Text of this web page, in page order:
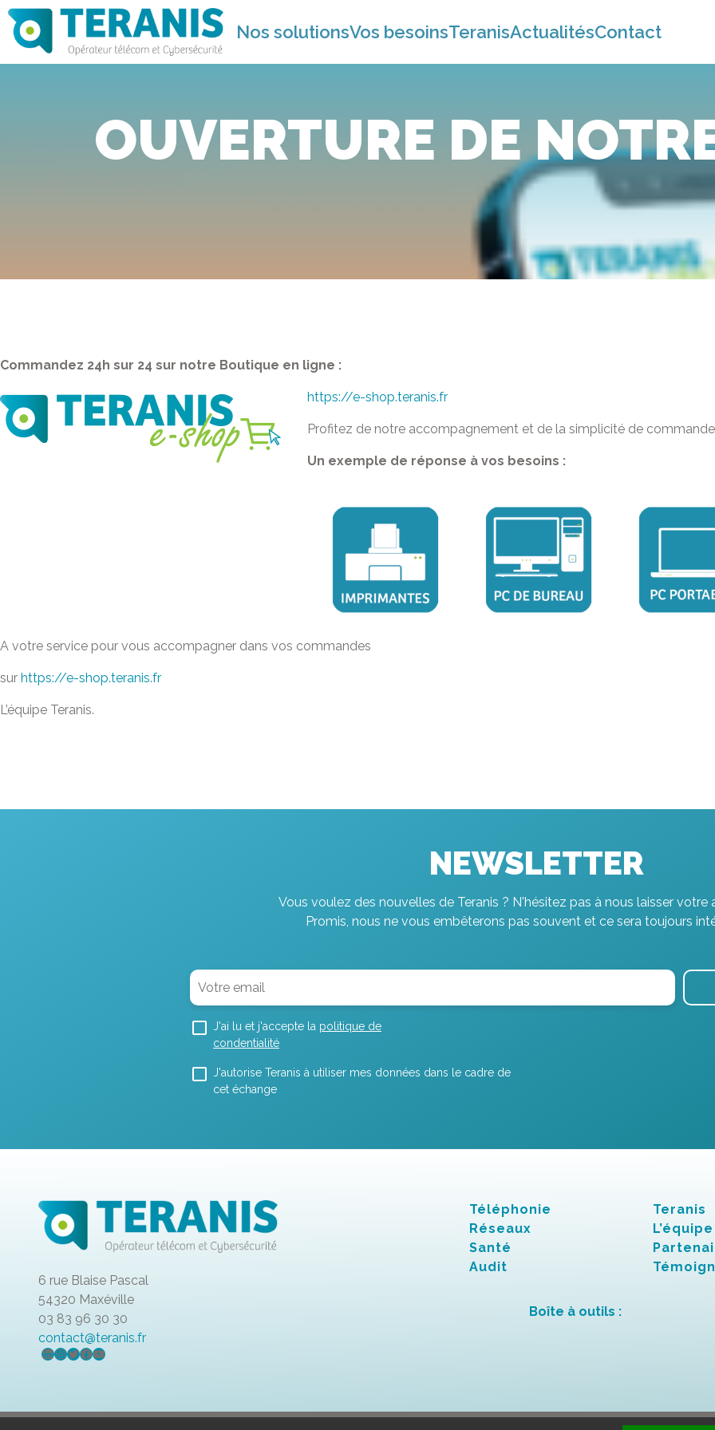
Nos solutionsVos besoinsTeranisActualitésContact
OUVERTURE DE
Commandez 24h sur 24 sur notre Boutique en ligne :
https://e-shop.teranis.fr
Profitez de notre accompagnement et de la simplicité de
Un exemple de réponse à vos besoins :
A votre service pour vous accompagner dans vos commandes
sur https://e-shop.teranis.fr
L’équipe Teranis.
NEWSLETTER
Vous voulez des nouvelles de Teranis ? N'hésitez pas à nous laisser votre
Promis, nous ne vous embêterons pas souvent et ce sera toujours
J'ai lu et j'accepte la politique de
condentialité
J'autorise Teranis à utiliser mes données dans le cadre de
cet échange
6 rue Blaise Pascal
54320 Maxéville
03 83 96 30 30
contact@teranis.fr
LinkedIn
Instagram
Twitter
Facebook
YouTube
Téléphonie
Réseaux
Santé
Audit
Teranis
L’équipe
Boîte à outils :